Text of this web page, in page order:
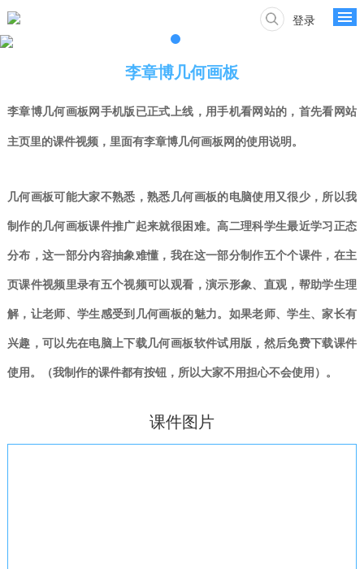
登录
李章博几何画板
李章博几何画板网手机版已正式上线，用手机看网站的，首先看网站
主页里的课件视频，里面有李章博几何画板网的使用说明。
几何画板可能大家不熟悉，熟悉几何画板的电脑使用又很少，所以我
制作的几何画板课件推广起来就很困难。高二理科学生最近学习正态
分布，这一部分内容抽象难懂，我在这一部分制作五个个课件， 在主
页课件视频里录有五个视频可以观看， 演示形象、直观，帮助学生理
解，让老师、学生感受到几何画板的魅力。如果老师、学生、家长有
兴趣，可以先在电脑上下载几何画板软件试用版，然后免费下载课件
使用。（我制作的课件都有按钮，所以大家不用担心不会使用）。
课件图片